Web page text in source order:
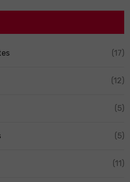
(17)
(12)
(5)
(5)
(11)